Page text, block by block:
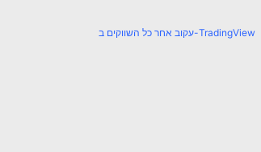
עקוב אחר כל השווקים ב-TradingView